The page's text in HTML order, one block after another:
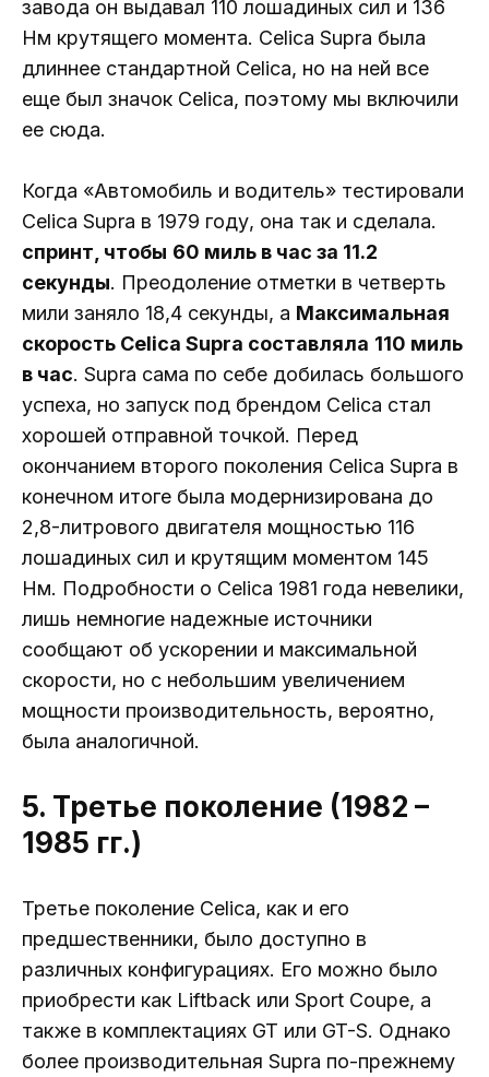
завода он выдавал 110 лошадиных сил и 136
Нм крутящего момента. Celica Supra была
длиннее стандартной Celica, но на ней все
еще был значок Celica, поэтому мы включили
ее сюда.
Когда «Автомобиль и водитель» тестировали
Celica Supra в 1979 году, она так и сделала.
спринт, чтобы 60 миль в час за 11.2
секунды. Преодоление отметки в четверть
мили заняло 18,4 секунды, а Максимальная
скорость Celica Supra составляла 110 миль
в час. Supra сама по себе добилась большого
успеха, но запуск под брендом Celica стал
хорошей отправной точкой. Перед
окончанием второго поколения Celica Supra в
конечном итоге была модернизирована до
2,8-литрового двигателя мощностью 116
лошадиных сил и крутящим моментом 145
Нм. Подробности о Celica 1981 года невелики,
лишь немногие надежные источники
сообщают об ускорении и максимальной
скорости, но с небольшим увеличением
мощности производительность, вероятно,
была аналогичной.
5. Третье поколение (1982 –
1985 гг.)
Третье поколение Celica, как и его
предшественники, было доступно в
различных конфигурациях. Его можно было
приобрести как Liftback или Sport Coupe, а
также в комплектациях GT или GT-S. Однако
более производительная Supra по-прежнему